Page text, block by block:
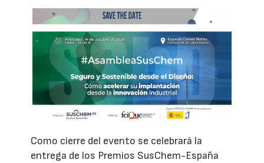
Como cierre del evento se celebrará la
entrega de los Premios SusChem-España